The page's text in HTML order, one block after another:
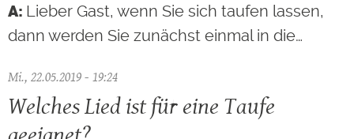
Lieber Gast, wenn Sie sich taufen lassen,
dann werden Sie zunächst einmal in die…
Mi., 22.05.2019 - 19:24
Welches Lied ist für eine Taufe